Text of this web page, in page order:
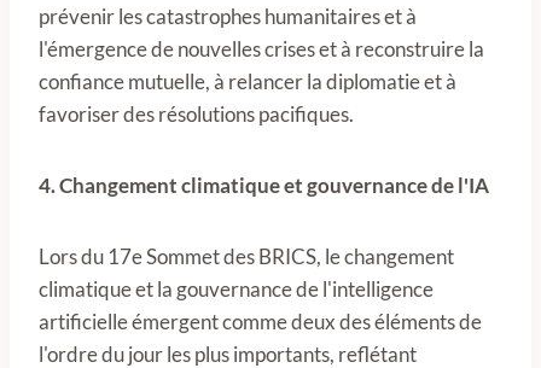
prévenir les catastrophes humanitaires et à
l'émergence de nouvelles crises et à reconstruire la
confiance mutuelle, à relancer la diplomatie et à
favoriser des résolutions pacifiques.
4. Changement climatique et gouvernance de l'IA
Lors du 17e Sommet des BRICS, le changement
climatique et la gouvernance de l'intelligence
artificielle émergent comme deux des éléments de
l'ordre du jour les plus importants, reflétant